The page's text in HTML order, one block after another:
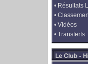
• Résultats
•
• Vidéos
• Transferts